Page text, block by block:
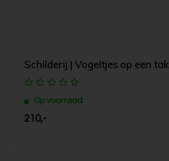
Schilderij | Vogeltjes op een tak
Op voorraad
210,-